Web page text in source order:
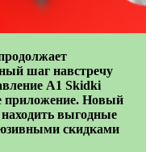
шаг навстречу
A1 Skidki
приложение. Новый
выгодные
скидками